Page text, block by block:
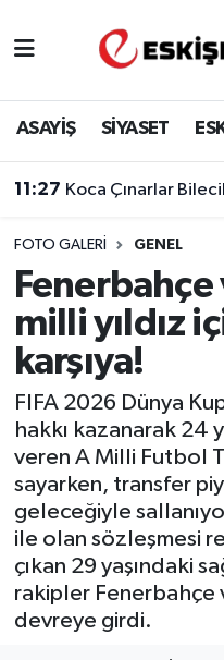
ASAYİŞ SİYASET
11:27 Koca Çınarlar
FOTO GALERI GENEL
milli yıldız
karşıya!
FIFA 2026 Dünya
hakkı kazanarak 24
veren A Milli Futbol
sayarken, transfer
geleceğiyle
ile olan sözleşmesi
çıkan 29 yaşındaki
rakipler Fenerbahçe
devreye girdi.
Eskişehir Hava
Eskişehir Namaz
Eskişehir Trafik
Süper Lig Puan
Tüm Manşetler
Son Dakika